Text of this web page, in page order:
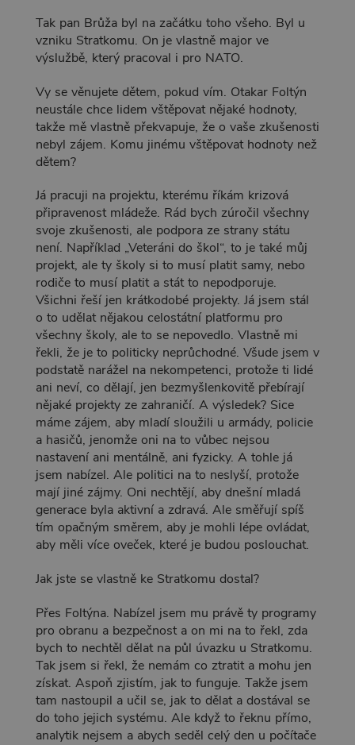
Tak pan Brůža byl na začátku toho všeho. Byl u
vzniku Stratkomu. On je vlastně major ve
výslužbě, který pracoval i pro NATO.
Vy se věnujete dětem, pokud vím. Otakar Foltýn
neustále chce lidem vštěpovat nějaké hodnoty,
takže mě vlastně překvapuje, že o vaše zkušenosti
nebyl zájem. Komu jinému vštěpovat hodnoty než
dětem?
Já pracuji na projektu, kterému říkám krizová
připravenost mládeže. Rád bych zúročil všechny
svoje zkušenosti, ale podpora ze strany státu
není. Například „Veteráni do škol“, to je také můj
projekt, ale ty školy si to musí platit samy, nebo
rodiče to musí platit a stát to nepodporuje.
Všichni řeší jen krátkodobé projekty. Já jsem stál
o to udělat nějakou celostátní platformu pro
všechny školy, ale to se nepovedlo. Vlastně mi
řekli, že je to politicky neprůchodné. Všude jsem v
podstatě narážel na nekompetenci, protože ti lidé
ani neví, co dělají, jen bezmyšlenkovitě přebírají
nějaké projekty ze zahraničí. A výsledek? Sice
máme zájem, aby mladí sloužili u armády, policie
a hasičů, jenomže oni na to vůbec nejsou
nastavení ani mentálně, ani fyzicky. A tohle já
jsem nabízel. Ale politici na to neslyší, protože
mají jiné zájmy. Oni nechtějí, aby dnešní mladá
generace byla aktivní a zdravá. Ale směřují spíš
tím opačným směrem, aby je mohli lépe ovládat,
aby měli více oveček, které je budou poslouchat.
Jak jste se vlastně ke Stratkomu dostal?
Přes Foltýna. Nabízel jsem mu právě ty programy
pro obranu a bezpečnost a on mi na to řekl, zda
bych to nechtěl dělat na půl úvazku u Stratkomu.
Tak jsem si řekl, že nemám co ztratit a mohu jen
získat. Aspoň zjistím, jak to funguje. Takže jsem
tam nastoupil a učil se, jak to dělat a dostával se
do toho jejich systému. Ale když to řeknu přímo,
analytik nejsem a abych seděl celý den u počítače